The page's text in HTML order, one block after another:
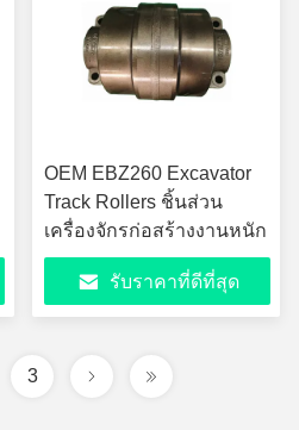
OEM EBZ260 Excavator
Track Rollers ชิ้นส่วน
เครื่องจักรก่อสร้างงานหนัก
รับราคาที่ดีที่สุด
3